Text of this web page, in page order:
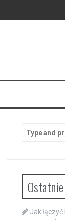
for:
Jak